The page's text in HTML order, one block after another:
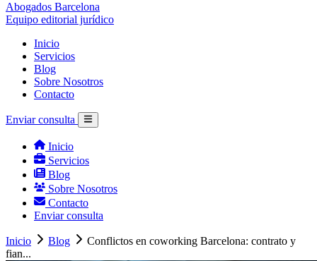
Abogados Barcelona
Equipo editorial jurídico
Inicio
Servicios
Blog
Sobre Nosotros
Contacto
Enviar consulta
Inicio
Servicios
Blog
Sobre Nosotros
Contacto
Enviar consulta
Inicio Blog
Conflictos en coworking Barcelona: contrato y
fian...